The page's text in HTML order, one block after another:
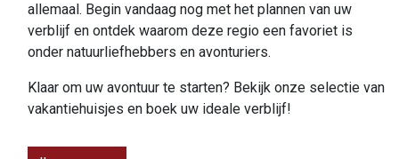
allemaal. Begin vandaag nog met het plannen van uw
verblijf en ontdek waarom deze regio een favoriet is
onder natuurliefhebbers en avonturiers.
Klaar om uw avontuur te starten? Bekijk onze selectie van
vakantiehuisjes en boek uw ideale verblijf!